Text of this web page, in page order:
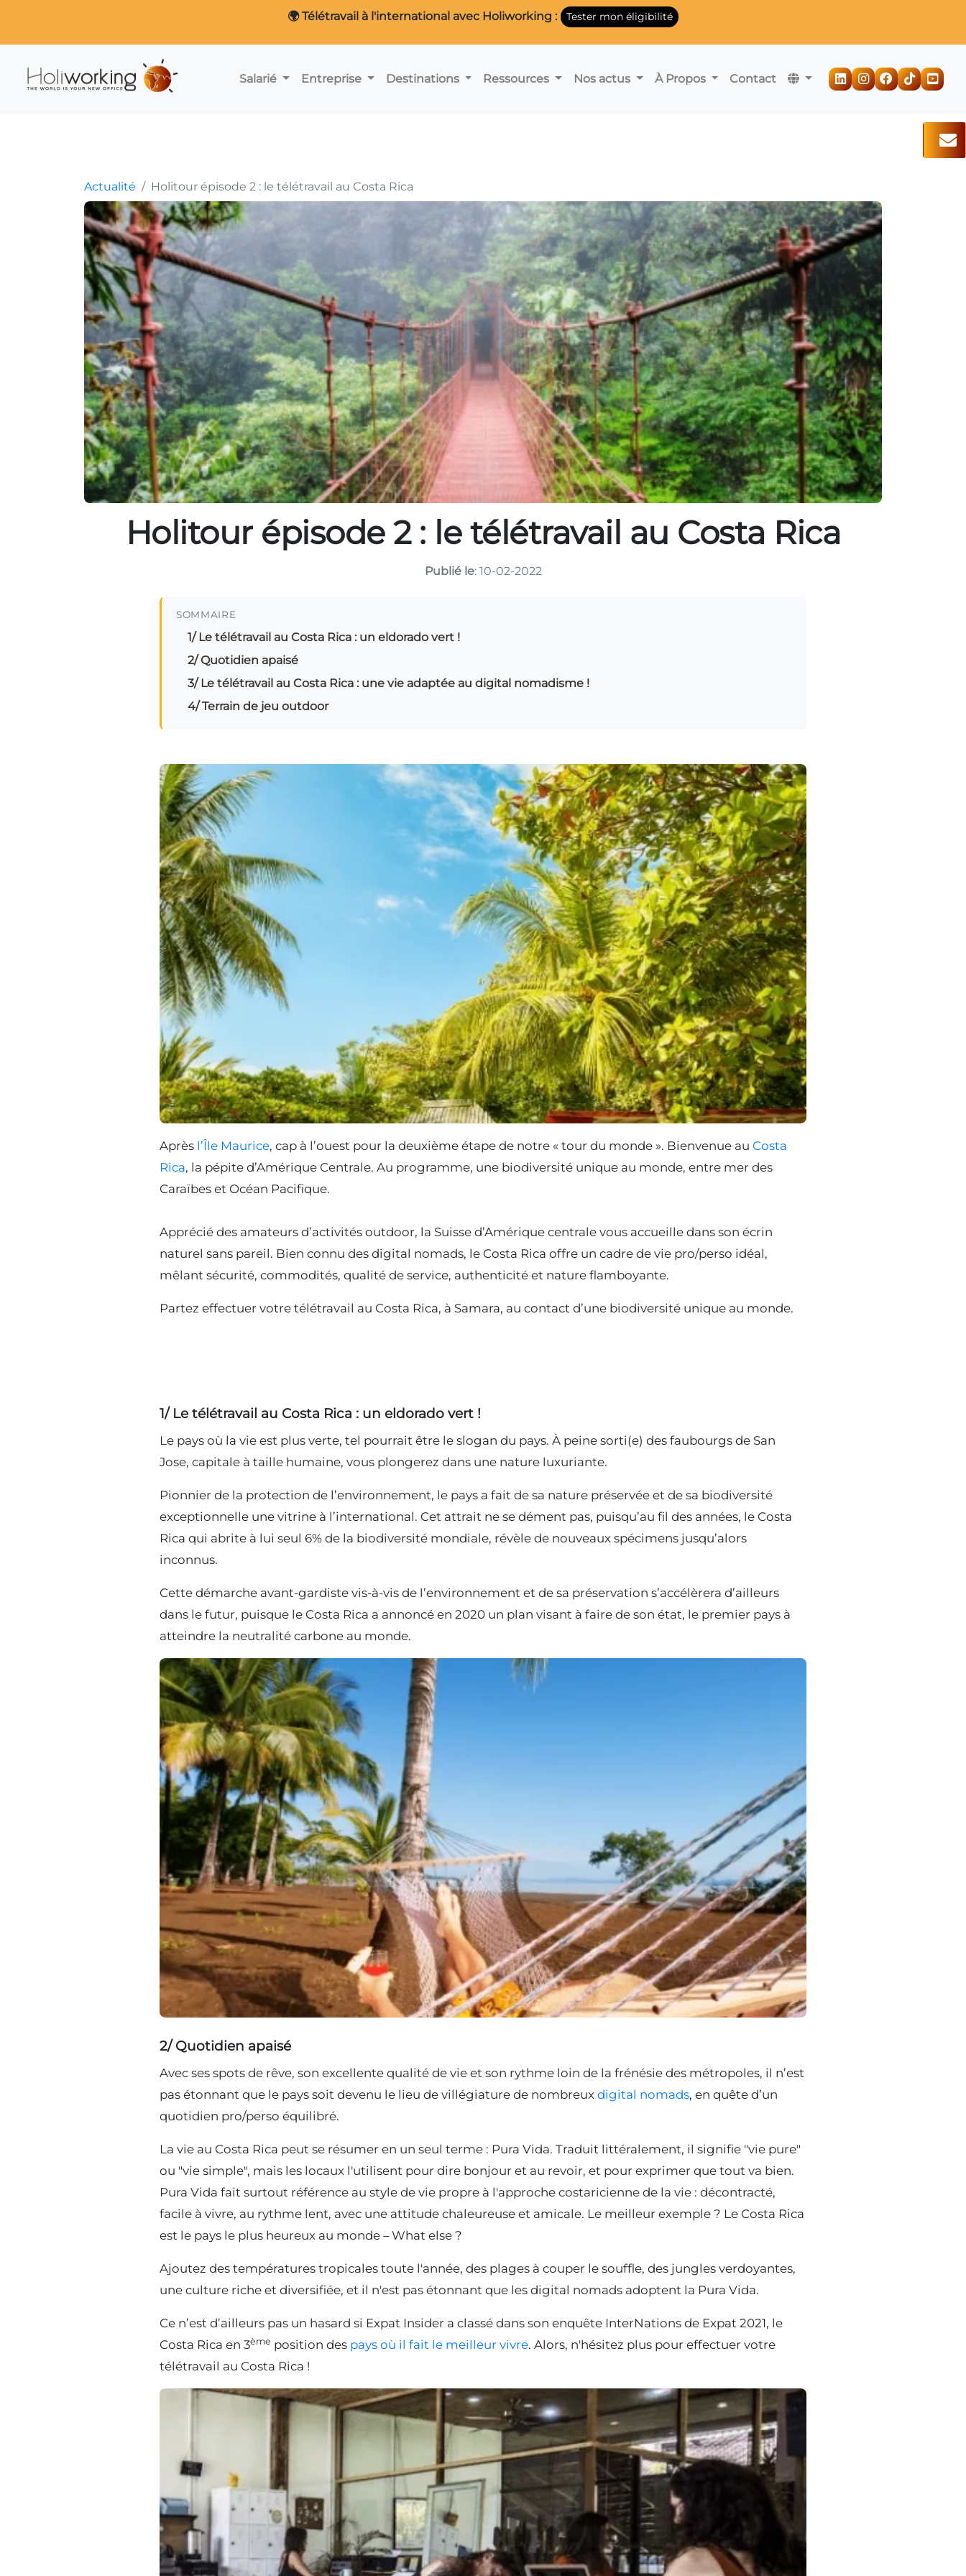
🌍 Télétravail à l'international avec Holiworking : Tester mon éligibilité
Salarié Entreprise Destinations Ressources Nos actus À Propos Contact
Actualité Holitour épisode 2 : le télétravail au Costa Rica
Holitour épisode 2 : le télétravail au Costa Rica
Publié le: 10-02-2022
SOMMAIRE
1/ Le télétravail au Costa Rica : un eldorado vert !
2/ Quotidien apaisé
3/ Le télétravail au Costa Rica : une vie adaptée au digital nomadisme !
4/ Terrain de jeu outdoor
Après l’Île Maurice, cap à l’ouest pour la deuxième étape de notre « tour du monde ». Bienvenue au Costa
Rica, la pépite d’Amérique Centrale. Au programme, une biodiversité unique au monde, entre mer des
Caraïbes et Océan Pacifique.
Apprécié des amateurs d’activités outdoor, la Suisse d’Amérique centrale vous accueille dans son écrin
naturel sans pareil. Bien connu des digital nomads, le Costa Rica offre un cadre de vie pro/perso idéal,
mêlant sécurité, commodités, qualité de service, authenticité et nature flamboyante.
Partez effectuer votre télétravail au Costa Rica, à Samara, au contact d’une biodiversité unique au monde.
1/ Le télétravail au Costa Rica : un eldorado vert !
Le pays où la vie est plus verte, tel pourrait être le slogan du pays. À peine sorti(e) des faubourgs de San
Jose, capitale à taille humaine, vous plongerez dans une nature luxuriante.
Pionnier de la protection de l’environnement, le pays a fait de sa nature préservée et de sa biodiversité
exceptionnelle une vitrine à l’international. Cet attrait ne se dément pas, puisqu’au fil des années, le Costa
Rica qui abrite à lui seul 6% de la biodiversité mondiale, révèle de nouveaux spécimens jusqu’alors
inconnus.
Cette démarche avant-gardiste vis-à-vis de l’environnement et de sa préservation s’accélèrera d’ailleurs
dans le futur, puisque le Costa Rica a annoncé en 2020 un plan visant à faire de son état, le premier pays à
atteindre la neutralité carbone au monde.
2/ Quotidien apaisé
Avec ses spots de rêve, son excellente qualité de vie et son rythme loin de la frénésie des métropoles, il n’est
pas étonnant que le pays soit devenu le lieu de villégiature de nombreux digital nomads, en quête d’un
quotidien pro/perso équilibré.
La vie au Costa Rica peut se résumer en un seul terme : Pura Vida. Traduit littéralement, il signifie "vie pure"
ou "vie simple", mais les locaux l'utilisent pour dire bonjour et au revoir, et pour exprimer que tout va bien.
Pura Vida fait surtout référence au style de vie propre à l'approche costaricienne de la vie : décontracté,
facile à vivre, au rythme lent, avec une attitude chaleureuse et amicale. Le meilleur exemple ? Le Costa Rica
est le pays le plus heureux au monde – What else ?
Ajoutez des températures tropicales toute l'année, des plages à couper le souffle, des jungles verdoyantes,
une culture riche et diversifiée, et il n'est pas étonnant que les digital nomads adoptent la Pura Vida.
Ce n’est d’ailleurs pas un hasard si Expat Insider a classé dans son enquête InterNations de Expat 2021, le
Costa Rica en 3ème position des pays où il fait le meilleur vivre. Alors, n'hésitez plus pour effectuer votre
télétravail au Costa Rica !